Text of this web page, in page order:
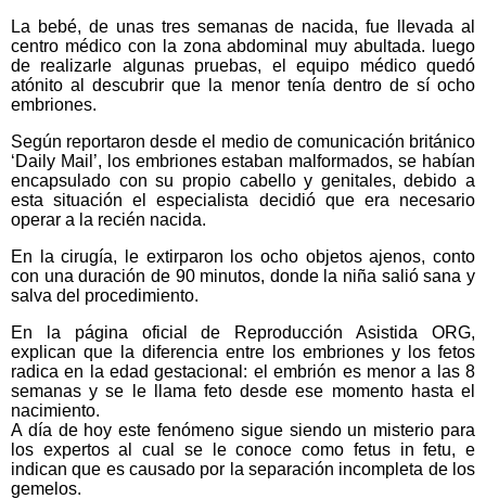
La bebé, de unas tres semanas de nacida, fue llevada al
centro médico con la zona abdominal muy abultada. luego
de realizarle algunas pruebas, el equipo médico quedó
atónito al descubrir que la menor tenía dentro de sí ocho
embriones.
Según reportaron desde el medio de comunicación británico
‘Daily Mail’, los embriones estaban malformados, se habían
encapsulado con su propio cabello y genitales, debido a
esta situación el especialista decidió que era necesario
operar a la recién nacida.
En la cirugía, le extirparon los ocho objetos ajenos, conto
con una duración de 90 minutos, donde la niña salió sana y
salva del procedimiento.
En la página oficial de Reproducción Asistida ORG,
explican que la diferencia entre los embriones y los fetos
radica en la edad gestacional: el embrión es menor a las 8
semanas y se le llama feto desde ese momento hasta el
nacimiento.
A día de hoy este fenómeno sigue siendo un misterio para
los expertos al cual se le conoce como fetus in fetu, e
indican que es causado por la separación incompleta de los
gemelos.